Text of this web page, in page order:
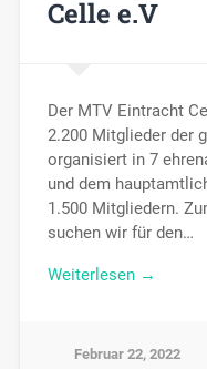
Celle e.V
Der MTV Eintracht
2.200 Mitglieder der
organisiert in 7
und dem
1.500 Mitgliedern.
suchen wir für den…
Weiterlesen →
Februar 22, 2022